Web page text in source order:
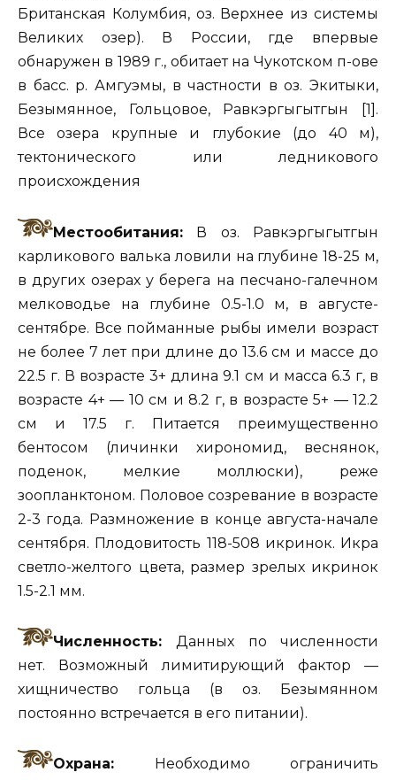
Британская Колумбия, оз. Верхнее из системы
Великих озер). В России, где впервые
обнаружен в 1989 г., обитает на Чукотском п-ове
в басс. р. Амгуэмы, в частности в оз. Экитыки,
Безымянное, Гольцовое, Равкэргыгытгын [1].
Все озера крупные и глубокие (до 40 м),
тектонического или ледникового
происхождения
Местообитания: В оз. Равкэргыгытгын
карликового валька ловили на глубине 18-25 м,
в других озерах у берега на песчано-галечном
мелководье на глубине 0.5-1.0 м, в августе-
сентябре. Все пойманные рыбы имели возраст
не более 7 лет при длине до 13.6 см и массе до
22.5 г. В возрасте 3+ длина 9.1 см и масса 6.3 г, в
возрасте 4+ — 10 см и 8.2 г, в возрасте 5+ — 12.2
см и 17.5 г. Питается преимущественно
бентосом (личинки хирономид, веснянок,
поденок, мелкие моллюски), реже
зоопланктоном. Половое созревание в возрасте
2-3 года. Размножение в конце августа-начале
сентября. Плодовитость 118-508 икринок. Икра
светло-желтого цвета, размер зрелых икринок
1.5-2.1 мм.
Численность:Данных по численности
нет. Возможный лимитирующий фактор —
хищничество гольца (в оз. Безымянном
постоянно встречается в его питании).
Охрана: Необходимо ограничить